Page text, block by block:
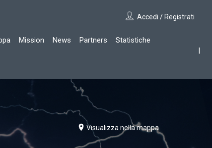
Accedi / Registrati
Mission News Partners Statistiche
Visualizza nella mappa